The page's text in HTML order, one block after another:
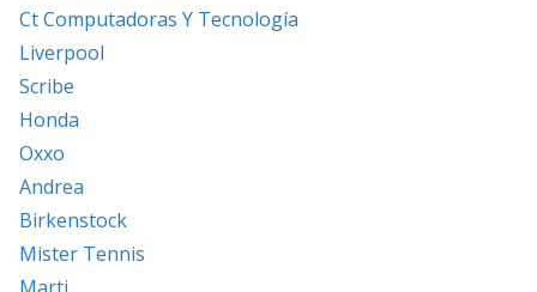
Ct Computadoras Y Tecnología
Liverpool
Scribe
Honda
Oxxo
Andrea
Birkenstock
Mister Tennis